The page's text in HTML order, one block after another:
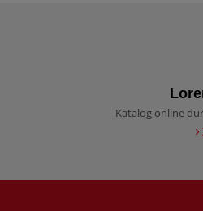
Katalog online